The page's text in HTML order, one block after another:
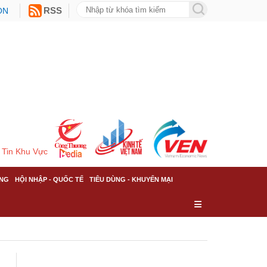
RSS
Tin Khu Vực
HỘI NHẬP - QUỐC TẾ TIÊU DÙNG - KHUYẾN MẠI